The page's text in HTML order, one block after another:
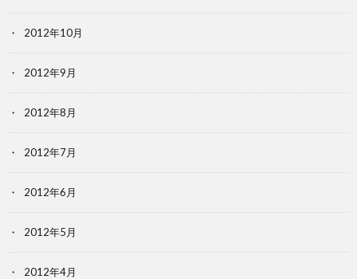
2012年10月
2012年9月
2012年8月
2012年7月
2012年6月
2012年5月
2012年4月